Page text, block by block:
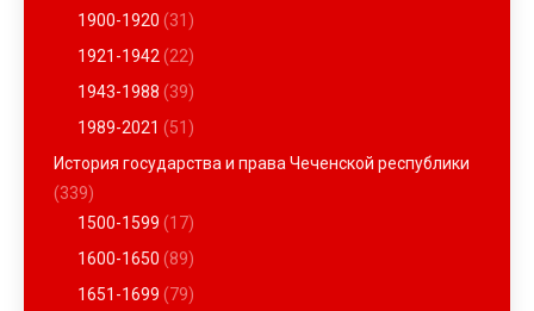
1900-1920 (31)
1921-1942 (22)
1943-1988 (39)
1989-2021 (51)
История государства и права Чеченской республики
(339)
1500-1599 (17)
1600-1650 (89)
1651-1699 (79)